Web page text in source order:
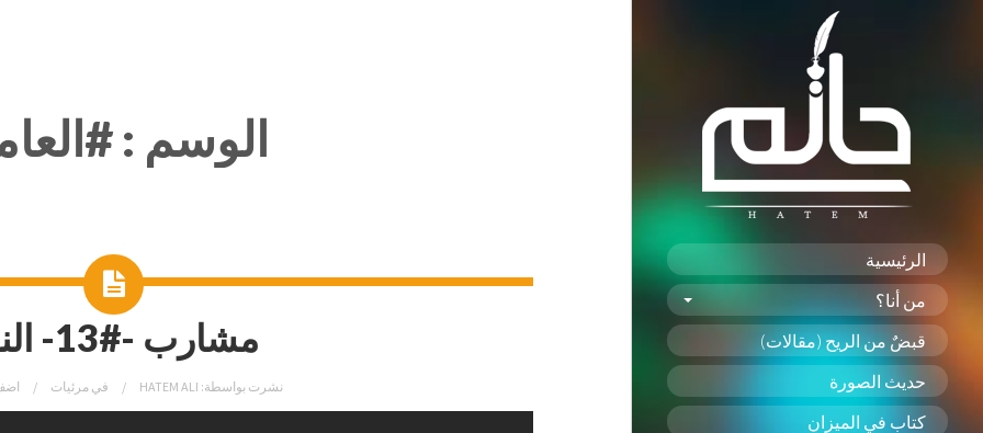
الرئيسية
من أنا؟
قبضٌ من الريح (مقالات)
حديث الصورة
كتاب في الميزان
الوسم :
مشارب -#13- النقد
نشرت بواسطة: HATEM ALI في مرئيات